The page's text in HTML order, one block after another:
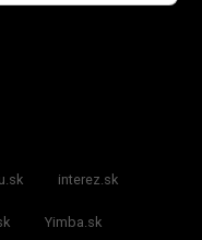
interez.sk
Yimba.sk